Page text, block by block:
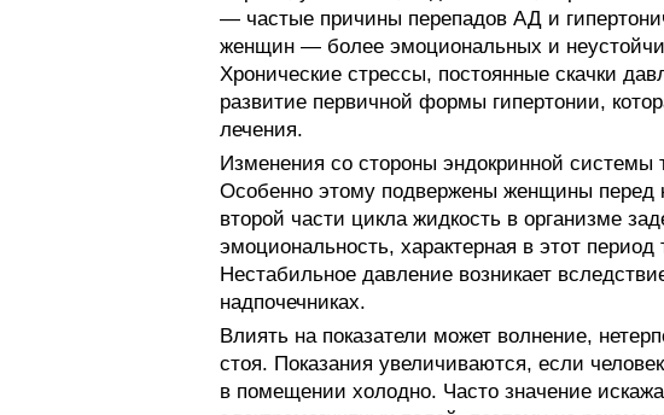
— частые причины перепадов АД и
женщин — более эмоциональных и
Хронические стрессы, постоянные скачки
развитие первичной формы гипертонии,
лечения.
Изменения со стороны эндокринной
Особенно этому подвержены женщины перед
второй части цикла жидкость в организме
эмоциональность, характерная в этот
Нестабильное давление возникает
надпочечниках.
Влиять на показатели может волнение,
стоя. Показания увеличиваются, если
в помещении холодно. Часто значение